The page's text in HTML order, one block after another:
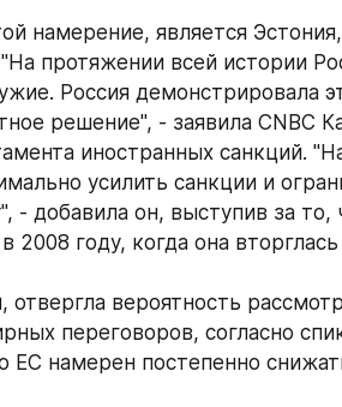
намерение, является
протяжении всей истории
Россия демонстрировала
решение", - заявила CNBC
иностранных санкций.
усилить санкции и
- добавила он, выступив за то,
году, когда она
вероятность
переговоров, согласно
ЕС намерен постепенно